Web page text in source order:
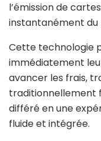
l’émission de
instantanément
Cette technologie
immédiatement
avancer les frais,
traditionnellement
différé en une
fluide et intégrée.